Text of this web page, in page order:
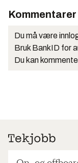
Kommentarer
Du må være
Bruk BankID for
Du kan